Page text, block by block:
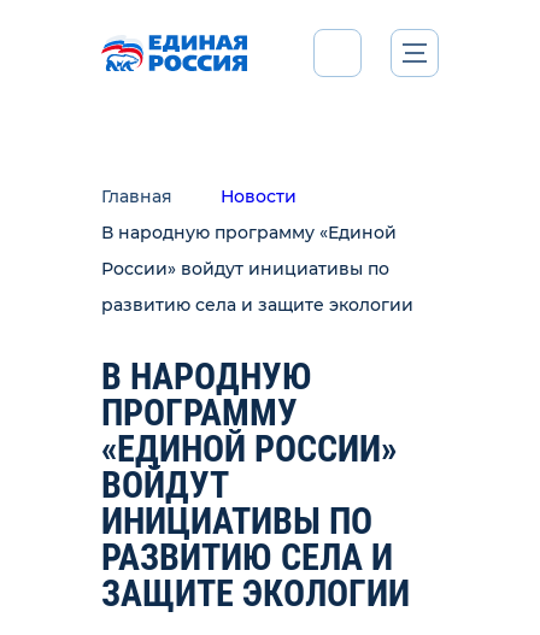
Главная
Новости
В народную программу «Единой
России» войдут инициативы по
развитию села и защите экологии
В НАРОДНУЮ
ПРОГРАММУ
«ЕДИНОЙ РОССИИ»
ВОЙДУТ
ИНИЦИАТИВЫ ПО
РАЗВИТИЮ СЕЛА И
ЗАЩИТЕ ЭКОЛОГИИ